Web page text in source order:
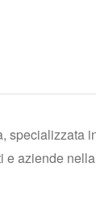
specializzata
e aziende